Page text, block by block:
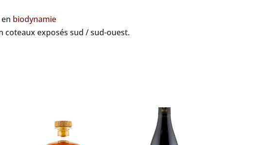
biodynamie
coteaux exposés sud / sud-ouest.